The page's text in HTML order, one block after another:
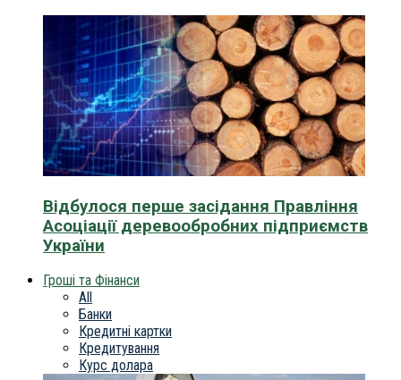
Відбулося перше засідання Правління
Асоціації деревообробних підприємств
України
Гроші та Фінанси
All
Банки
Кредитні картки
Кредитування
Курс долара